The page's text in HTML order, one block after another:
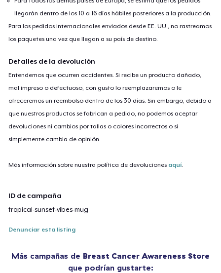
llegarán dentro de los 10 a 16 días hábiles posteriores a la producción.
Para los pedidos internacionales enviados desde EE. UU., no rastreamos
los paquetes una vez que llegan a su país de destino.
Detalles de la devolución
Entendemos que ocurren accidentes. Si recibe un producto dañado,
mal impreso o defectuoso, con gusto lo reemplazaremos o le
ofreceremos un reembolso dentro de los 30 días. Sin embargo, debido a
que nuestros productos se fabrican a pedido, no podemos aceptar
devoluciones ni cambios por tallas o colores incorrectos o si
simplemente cambia de opinión.
Más información sobre nuestra política de devoluciones aquí
ID de campaña
tropical-sunset-vibes-mug
Denunciar esta listing
Más campañas de Breast Cancer Awareness Store
que podrían gustarte: